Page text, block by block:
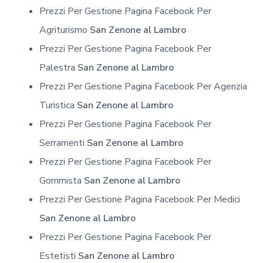
Prezzi Per Gestione Pagina Facebook Per
Agriturismo San Zenone al Lambro
Prezzi Per Gestione Pagina Facebook Per
Palestra San Zenone al Lambro
Prezzi Per Gestione Pagina Facebook Per Agenzia
Turistica San Zenone al Lambro
Prezzi Per Gestione Pagina Facebook Per
Serramenti San Zenone al Lambro
Prezzi Per Gestione Pagina Facebook Per
Gommista San Zenone al Lambro
Prezzi Per Gestione Pagina Facebook Per Medici
San Zenone al Lambro
Prezzi Per Gestione Pagina Facebook Per
Estetisti San Zenone al Lambro